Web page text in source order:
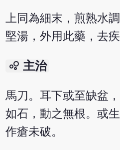
上同為細末，煎熟水
堅湯，外用此藥，去疾
bubble_chart 主治
馬刀。耳下或至缺盆
如石，動之無根。或
作瘡未破。